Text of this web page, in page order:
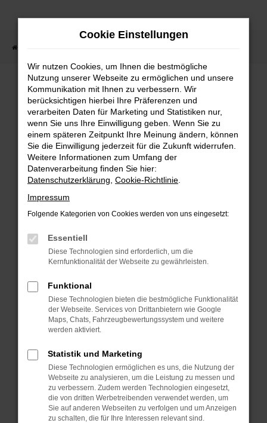
Zum
Fehler: Network Error
Beim Laden ist ein Fehler aufgetreten.
Hier sind ein paar Tipps, die dir helfen
können:
Überprüfe deine Firewall und
deine Internetverbindung.
Beispiel deine Suchmaschine?
Prüfe deine
Browsererweiterungen.
Manche Erweiterungen, wie
Werbeblocker, können das Laden
bestimmter Seiten verhindern.
anderen Browser oder in einem
privaten Fenster?
Starte dein Gerät neu.
Das kann manchmal helfen,
Cookie Einstellungen
Wir nutzen Cookies, um Ihnen die bestmögliche
Nutzung unserer Webseite zu ermöglichen und unsere
Kommunikation mit Ihnen zu verbessern. Wir
berücksichtigen hierbei Ihre Präferenzen und
verarbeiten Daten für Marketing und Statistiken nur,
wenn Sie uns Ihre Einwilligung geben. Wenn Sie zu
einem späteren Zeitpunkt Ihre Meinung ändern, können
Sie die Einwilligung jederzeit für die Zukunft widerrufen.
Weitere Informationen zum Umfang der
Datenverarbeitung finden Sie hier:
Datenschutzerklärung Cookie-Richtlinie
Impressum
Folgende Kategorien von Cookies werden von uns eingesetzt:
Essentiell
Diese Technologien sind erforderlich, um die
Kernfunktionalität der Webseite zu gewährleisten.
Funktional
Diese Technologien bieten die bestmögliche Funktionalität
der Webseite. Services von Drittanbietern wie Google
Maps, Chats, Fahrzeugbewertungssystem und weitere
werden aktiviert.
Statistik und Marketing
Diese Technologien ermöglichen es uns, die Nutzung der
Webseite zu analysieren, um die Leistung zu messen und
zu verbessern. Zudem werden Technologien eingesetzt,
die von dritten Werbetreibenden verwendet werden, um
Sie auf anderen Webseiten zu verfolgen und um Anzeigen
zu schalten, die für Ihre Interessen relevant sind.